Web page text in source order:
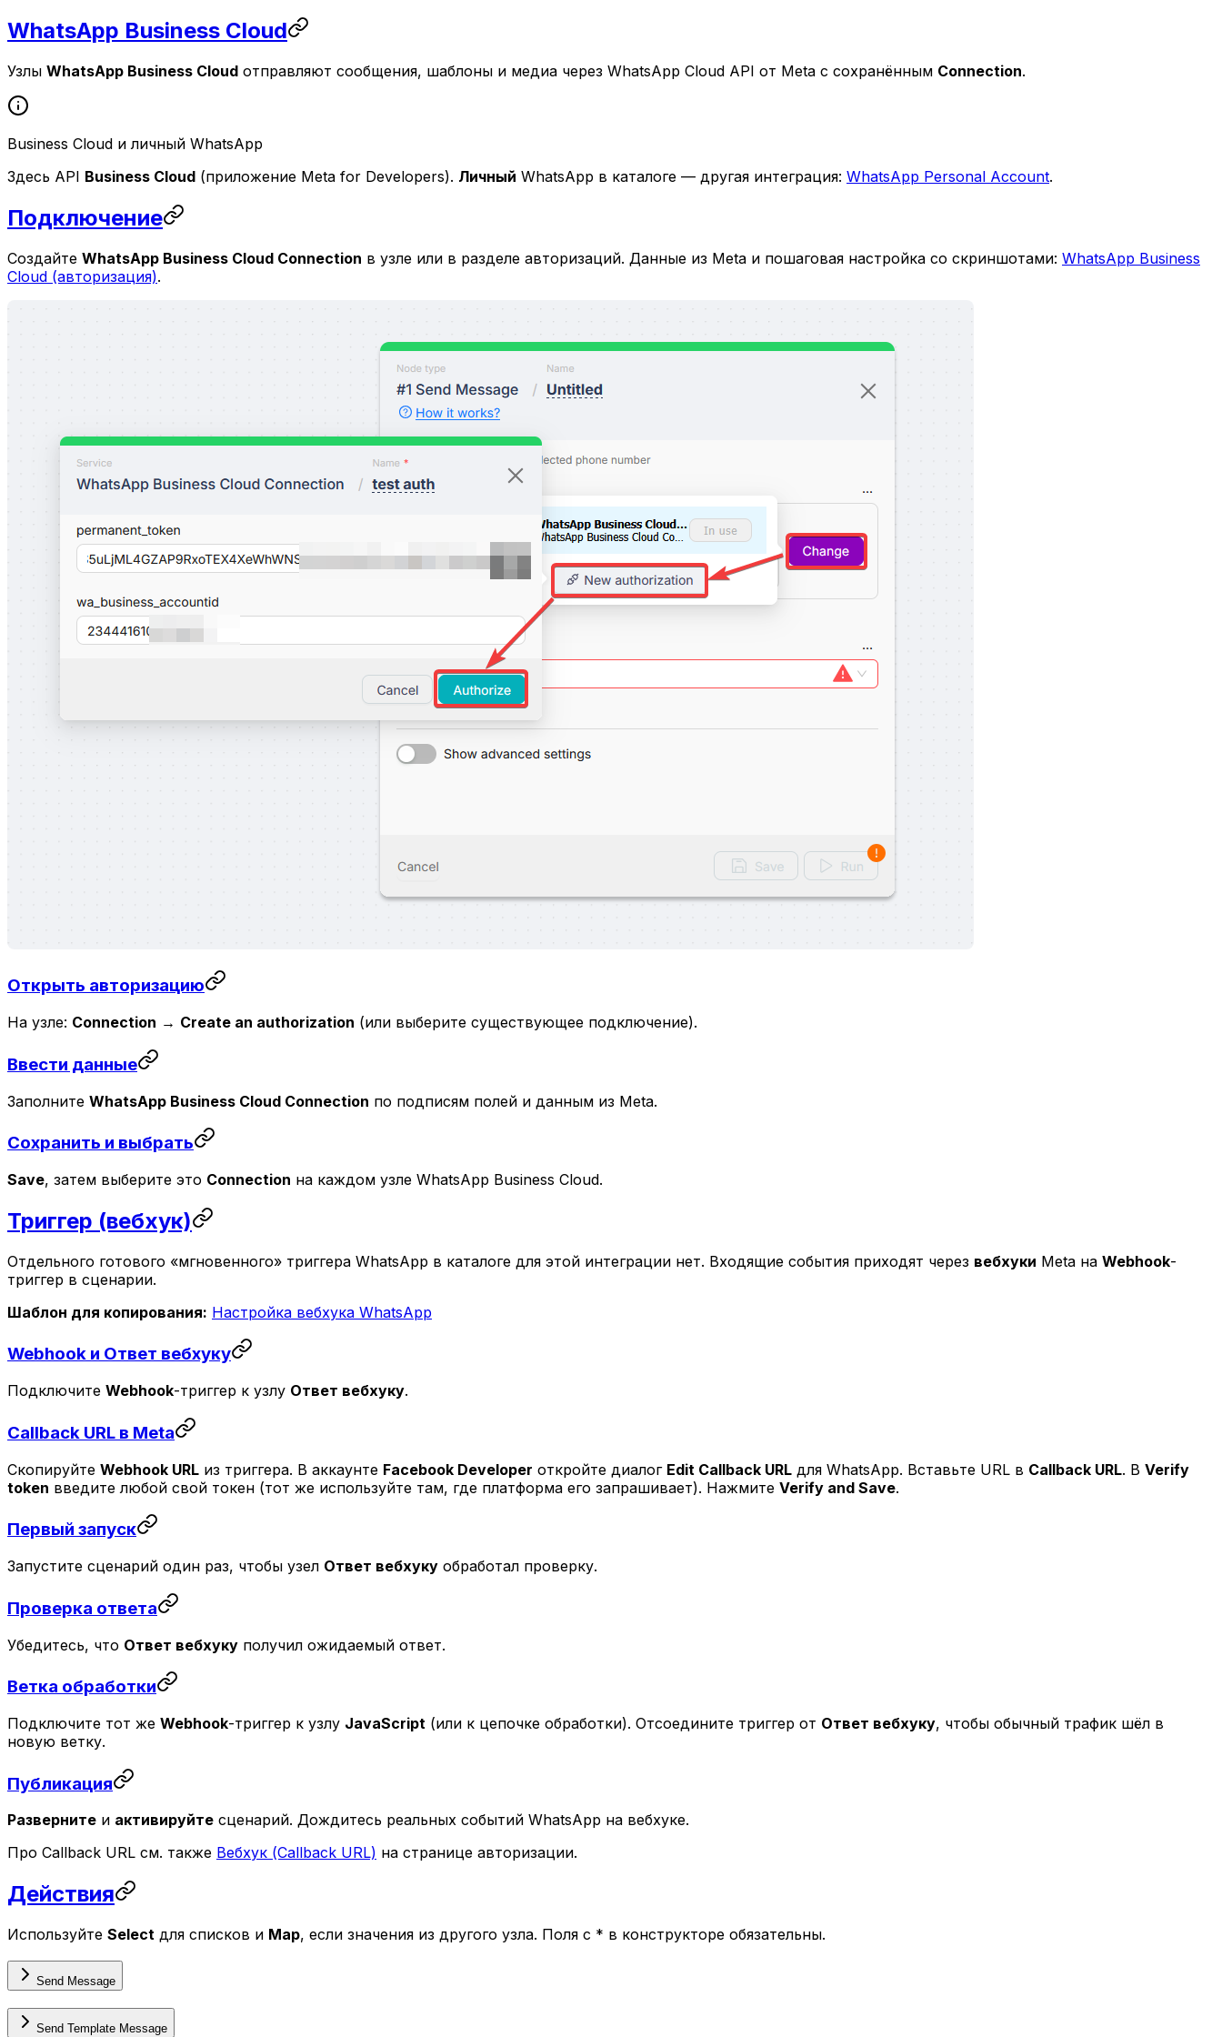
WhatsApp Business Cloud
Узлы WhatsApp Business Cloud отправляют сообщения, шаблоны и медиа через WhatsApp Cloud API от Meta с сохранённым Connection.
Business Cloud и личный WhatsApp
Здесь API Business Cloud (приложение Meta for Developers). Личный WhatsApp в каталоге — другая интеграция: WhatsApp Personal Account.
Подключение
Создайте WhatsApp Business Cloud Connection в узле или в разделе авторизаций. Данные из Meta и пошаговая настройка со скриншотами: WhatsApp Business
Cloud (авторизация).
Открыть авторизацию
На узле: Connection → Create an authorization (или выберите существующее подключение).
Ввести данные
Заполните WhatsApp Business Cloud Connection по подписям полей и данным из Meta.
Сохранить и выбрать
Save, затем выберите это Connection на каждом узле WhatsApp Business Cloud.
Триггер (вебхук)
Отдельного готового «мгновенного» триггера WhatsApp в каталоге для этой интеграции нет. Входящие события приходят через вебхуки Meta на Webhook-
триггер в сценарии.
Шаблон для копирования: Настройка вебхука WhatsApp
Webhook и Ответ вебхуку
Подключите Webhook-триггер к узлу Ответ вебхуку.
Callback URL в Meta
Скопируйте Webhook URL из триггера. В аккаунте Facebook Developer откройте диалог Edit Callback URL для WhatsApp. Вставьте URL в Callback URL. В Verify
token введите любой свой токен (тот же используйте там, где платформа его запрашивает). Нажмите Verify and Save.
Первый запуск
Запустите сценарий один раз, чтобы узел Ответ вебхуку обработал проверку.
Проверка ответа
Убедитесь, что Ответ вебхуку получил ожидаемый ответ.
Ветка обработки
Подключите тот же Webhook-триггер к узлу JavaScript (или к цепочке обработки). Отсоедините триггер от Ответ вебхуку, чтобы обычный трафик шёл в
новую ветку.
Публикация
Разверните и активируйте сценарий. Дождитесь реальных событий WhatsApp на вебхуке.
Про Callback URL см. также Вебхук (Callback URL) на странице авторизации.
Действия
Используйте Select для списков и Map, если значения из другого узла. Поля с * в конструкторе обязательны.
Send Message
Send Template Message